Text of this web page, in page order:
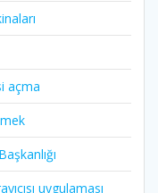
açma
uygulaması